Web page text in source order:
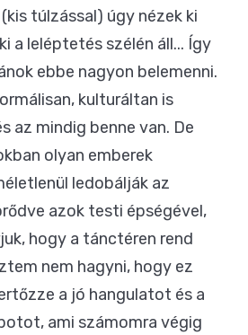
túlzással) úgy nézek ki
a leléptetés szélén áll... Így
ebbe nagyon belemenni.
kulturáltan is
az mindig benne van. De
olyan emberek
ledobálják az
azok testi épségével,
hogy a tánctéren rend
nem hagyni, hogy ez
a jó hangulatot és a
ami számomra végig